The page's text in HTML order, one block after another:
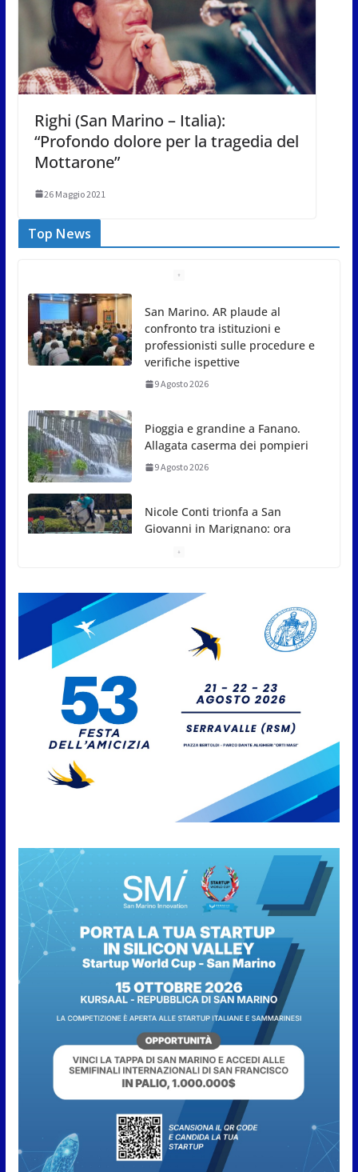
Righi (San Marino – Italia):
“Profondo dolore per la tragedia del
Mottarone”
26 Maggio 2021
Top News
Pioggia e grandine a Fanano.
Allagata caserma dei pompieri
9 Agosto 2026
guarda ai Giochi del
Mediterraneo
9 Agosto 2026
Dennis Spircu fa doppietta a San Marino: suoi
singolare e doppio nel Junior ITF
Giro aereo d’Italia: a San Marino
è stata l’ultima tappa
9 Agosto 2026
confronto tra istituzioni e
professionisti sulle procedure e
verifiche ispettive
9 Agosto 2026